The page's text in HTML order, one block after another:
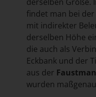
findet man bei
mit indirekter
derselben Höhe
die auch als
Eckbank und der
aus der
wurden